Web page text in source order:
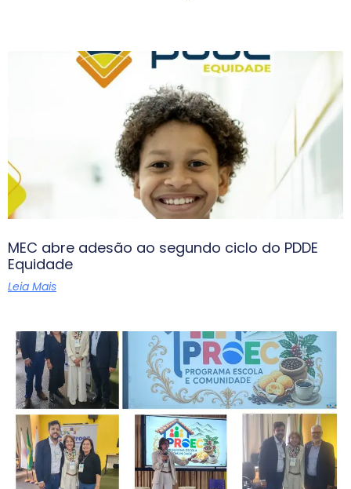
MEC abre adesão ao segundo ciclo do PDDE
Equidade
Leia Mais